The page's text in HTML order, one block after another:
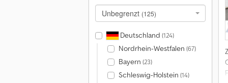
Unbegrenzt (125)
Deutschland (124)
Nordrhein-Westfalen (67)
Bayern (23)
Schleswig-Holstein (14)